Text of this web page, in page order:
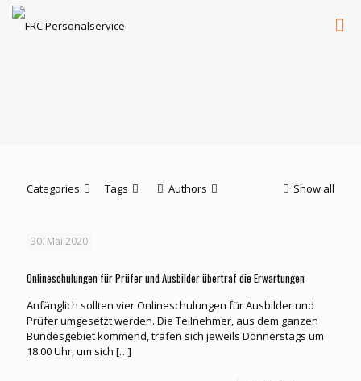
Categories Tags Authors Show all
30. Mai 2020
Onlineschulungen für Prüfer und Ausbilder übertraf die Erwartungen
Anfänglich sollten vier Onlineschulungen für Ausbilder und
Prüfer umgesetzt werden. Die Teilnehmer, aus dem ganzen
Bundesgebiet kommend, trafen sich jeweils Donnerstags um
18:00 Uhr, um sich […]